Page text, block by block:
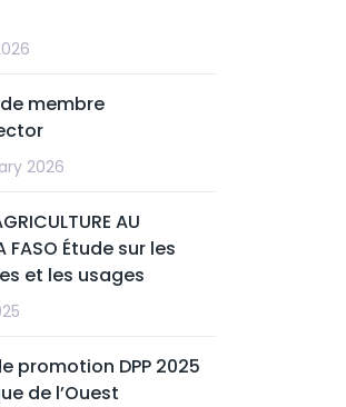
membre
2026
AU
FASO Étude sur les
et les usages
promotion DPP 2025
de l’Ouest